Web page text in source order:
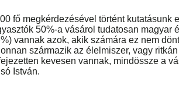
fő megkérdezésével történt kutatásunk
50%-a vásárol tudatosan magyar
vannak azok, akik számára ez nem
származik az élelmiszer, vagy
kevesen vannak, mindössze a
István.